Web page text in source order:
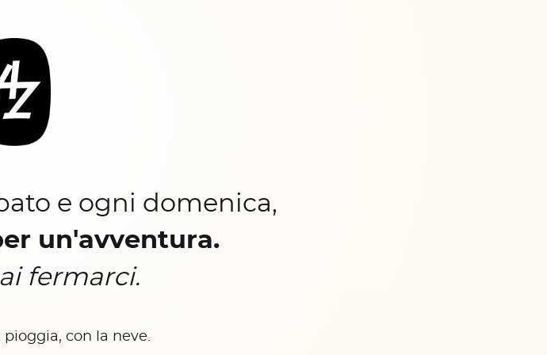
e ogni domenica,
un'avventura.
fermarci.
pioggia, con la neve.